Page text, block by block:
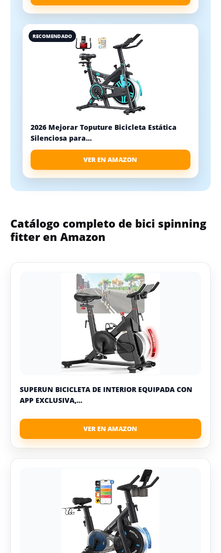
RECOMENDADO
2026 Mejorar Toputure Bicicleta Estática
Silenciosa para...
VER EN AMAZON
Catálogo completo de bici spinning
fitter en Amazon
SUPERUN BICICLETA DE INTERIOR EQUIPADA CON
APP EXCLUSIVA,...